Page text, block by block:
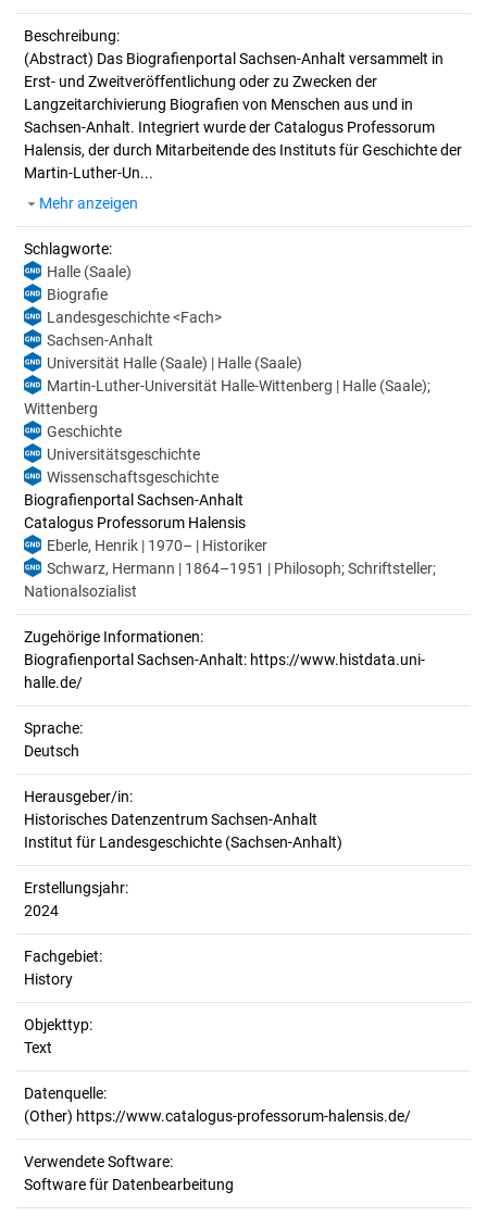
Beschreibung:
(Abstract) Das Biografienportal Sachsen-Anhalt versammelt in
Erst- und Zweitveröffentlichung oder zu Zwecken der
Langzeitarchivierung Biografien von Menschen aus und in
Sachsen-Anhalt. Integriert wurde der Catalogus Professorum
Halensis, der durch Mitarbeitende des Instituts für Geschichte der
Martin-Luther-Un...
Mehr anzeigen
Schlagworte:
Halle (Saale)
Biografie
Landesgeschichte <Fach>
Sachsen-Anhalt
Universität Halle (Saale) | Halle (Saale)
Martin-Luther-Universität Halle-Wittenberg | Halle (Saale);
Wittenberg
Geschichte
Universitätsgeschichte
Wissenschaftsgeschichte
Biografienportal Sachsen-Anhalt
Catalogus Professorum Halensis
Eberle, Henrik | 1970– | Historiker
Schwarz, Hermann | 1864–1951 | Philosoph; Schriftsteller;
Nationalsozialist
Zugehörige Informationen:
Biografienportal Sachsen-Anhalt: https://www.histdata.uni-
halle.de/
Sprache:
Deutsch
Herausgeber/in:
Historisches Datenzentrum Sachsen-Anhalt
Institut für Landesgeschichte (Sachsen-Anhalt)
Erstellungsjahr:
2024
Fachgebiet:
History
Objekttyp:
Text
Datenquelle:
(Other) https://www.catalogus-professorum-halensis.de/
Verwendete Software:
Software für Datenbearbeitung